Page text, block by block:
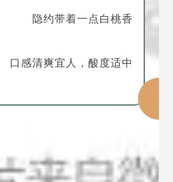
隐约带着一点白桃香
口感清爽宜人，酸度适中